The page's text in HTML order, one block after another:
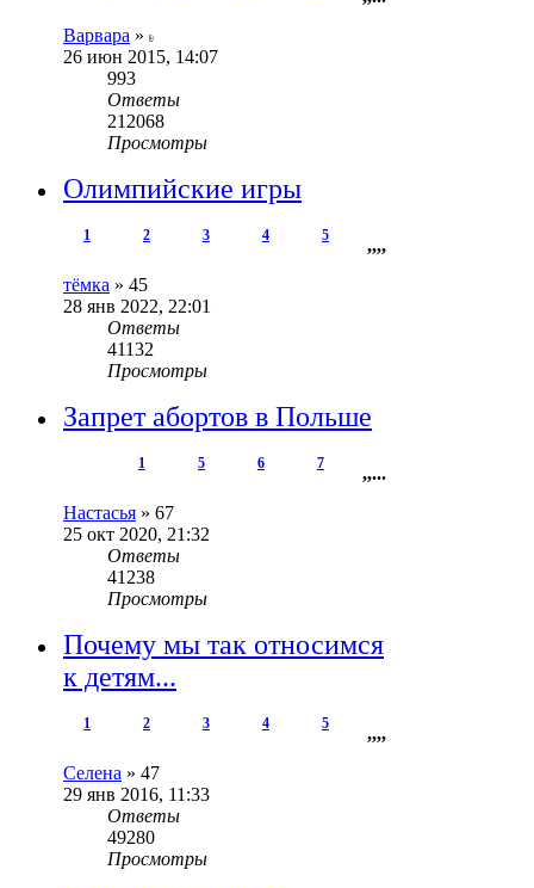
Варвара »
26 июн 2015, 14:07
993
Ответы
212068
Просмотры
Олимпийские игры
1 ,
2 ,
3 ,
4 ,
5
тёмка »
28 янв 2022, 22:01
45
Ответы
41132
Просмотры
Запрет абортов в Польше
1 ...
5 ,
6 ,
7
Настасья »
25 окт 2020, 21:32
67
Ответы
41238
Просмотры
Почему мы так относимся
к детям...
1 ,
2 ,
3 ,
4 ,
5
Селена »
29 янв 2016, 11:33
47
Ответы
49280
Просмотры